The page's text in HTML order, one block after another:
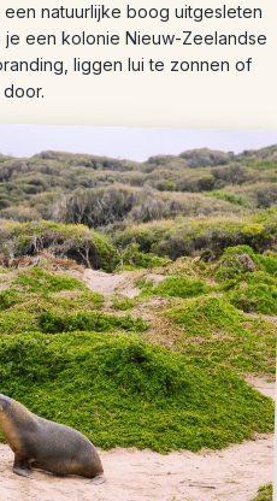
een natuurlijke boog uitgesleten
een kolonie Nieuw-Zeelandse
liggen lui te zonnen of